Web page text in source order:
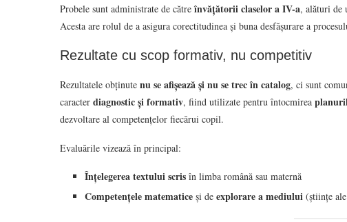
Probele sunt administrate de către învățătorii claselor a IV-a, alături de
Acesta are rolul de a asigura corectitudinea și buna desfășurare a
Rezultate cu scop formativ, nu competitiv
Rezultatele obținute nu se afișează și nu se trec în catalog, ci sunt
caracter diagnostic și formativ, fiind utilizate pentru întocmirea
dezvoltare al competențelor fiecărui copil.
Evaluările vizează în principal:
Înțelegerea textului scris în limba română sau maternă
Competențele matematice și de explorare a mediului (științe